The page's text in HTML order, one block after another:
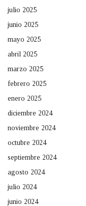
julio 2025
junio 2025
mayo 2025
abril 2025
marzo 2025
febrero 2025
enero 2025
diciembre 2024
noviembre 2024
octubre 2024
septiembre 2024
agosto 2024
julio 2024
junio 2024